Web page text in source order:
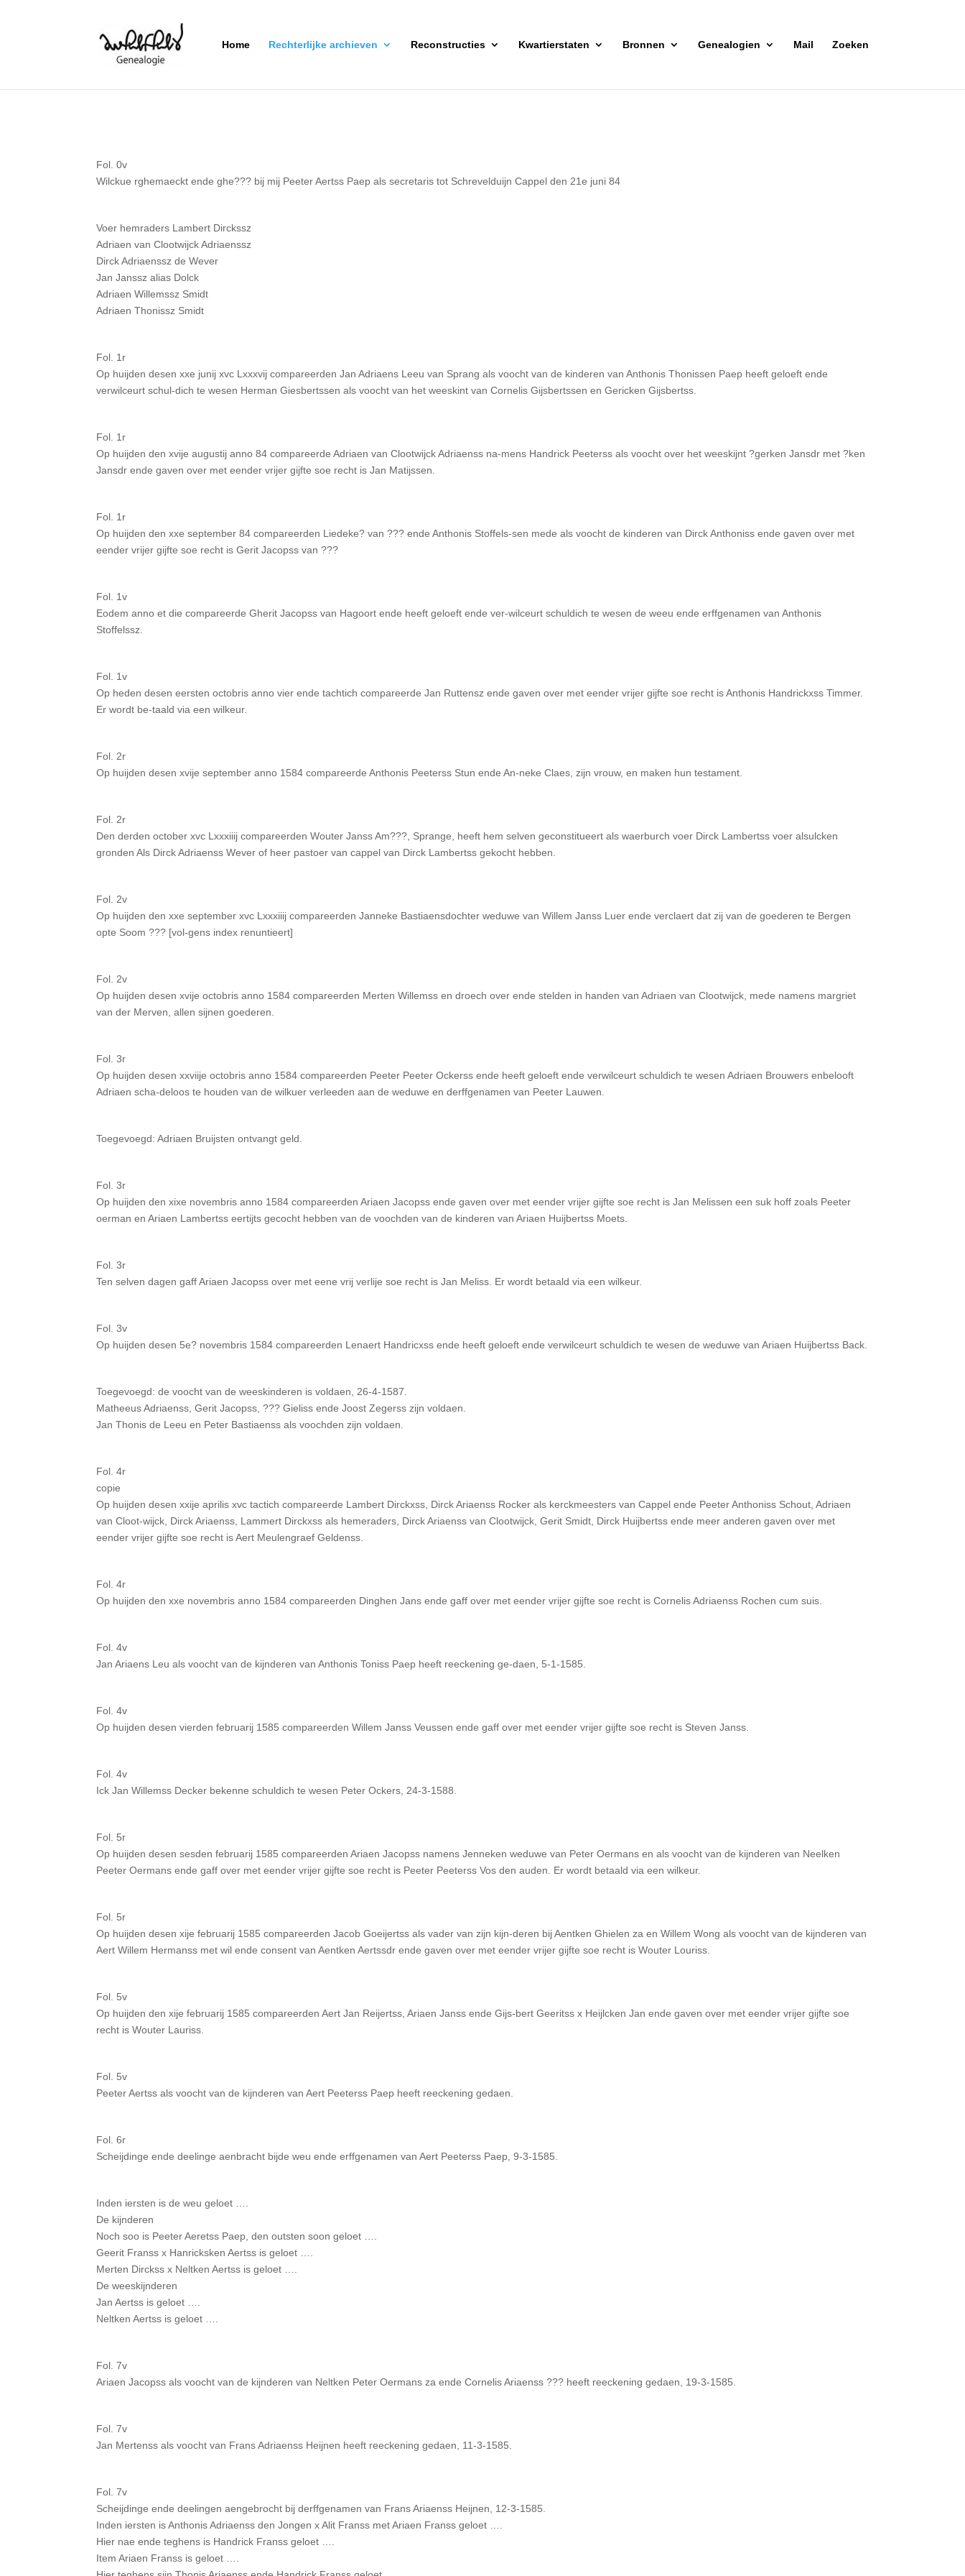
Home Rechterlijke archieven Reconstructies Kwartierstaten Bronnen Genealogien Mail Zoeken
Fol. 0v
Wilckue rghemaeckt ende ghe??? bij mij Peeter Aertss Paep als secretaris tot Schrevelduijn Cappel den 21e juni 84
Voer hemraders Lambert Dirckssz
Adriaen van Clootwijck Adriaenssz
Dirck Adriaenssz de Wever
Jan Janssz alias Dolck
Adriaen Willemssz Smidt
Adriaen Thonissz Smidt
Fol. 1r
Op huijden desen xxe junij xvc Lxxxvij compareerden Jan Adriaens Leeu van Sprang als voocht van de kinderen van Anthonis Thonissen Paep heeft geloeft ende
verwilceurt schul-dich te wesen Herman Giesbertssen als voocht van het weeskint van Cornelis Gijsbertssen en Gericken Gijsbertss.
Fol. 1r
Op huijden den xvije augustij anno 84 compareerde Adriaen van Clootwijck Adriaenss na-mens Handrick Peeterss als voocht over het weeskijnt ?gerken Jansdr met ?ken
Jansdr ende gaven over met eender vrijer gijfte soe recht is Jan Matijssen.
Fol. 1r
Op huijden den xxe september 84 compareerden Liedeke? van ??? ende Anthonis Stoffels-sen mede als voocht de kinderen van Dirck Anthoniss ende gaven over met
eender vrijer gijfte soe recht is Gerit Jacopss van ???
Fol. 1v
Eodem anno et die compareerde Gherit Jacopss van Hagoort ende heeft geloeft ende ver-wilceurt schuldich te wesen de weeu ende erffgenamen van Anthonis
Stoffelssz.
Fol. 1v
Op heden desen eersten octobris anno vier ende tachtich compareerde Jan Ruttensz ende gaven over met eender vrijer gijfte soe recht is Anthonis Handrickxss Timmer.
Er wordt be-taald via een wilkeur.
Fol. 2r
Op huijden desen xvije september anno 1584 compareerde Anthonis Peeterss Stun ende An-neke Claes, zijn vrouw, en maken hun testament.
Fol. 2r
Den derden october xvc Lxxxiiij compareerden Wouter Janss Am???, Sprange, heeft hem selven geconstitueert als waerburch voer Dirck Lambertss voer alsulcken
gronden Als Dirck Adriaenss Wever of heer pastoer van cappel van Dirck Lambertss gekocht hebben.
Fol. 2v
Op huijden den xxe september xvc Lxxxiiij compareerden Janneke Bastiaensdochter weduwe van Willem Janss Luer ende verclaert dat zij van de goederen te Bergen
opte Soom ??? [vol-gens index renuntieert]
Fol. 2v
Op huijden desen xvije octobris anno 1584 compareerden Merten Willemss en droech over ende stelden in handen van Adriaen van Clootwijck, mede namens margriet
van der Merven, allen sijnen goederen.
Fol. 3r
Op huijden desen xxviije octobris anno 1584 compareerden Peeter Peeter Ockerss ende heeft geloeft ende verwilceurt schuldich te wesen Adriaen Brouwers enbelooft
Adriaen scha-deloos te houden van de wilkuer verleeden aan de weduwe en derffgenamen van Peeter Lauwen.
Toegevoegd: Adriaen Bruijsten ontvangt geld.
Fol. 3r
Op huijden den xixe novembris anno 1584 compareerden Ariaen Jacopss ende gaven over met eender vrijer gijfte soe recht is Jan Melissen een suk hoff zoals Peeter
oerman en Ariaen Lambertss eertijts gecocht hebben van de voochden van de kinderen van Ariaen Huijbertss Moets.
Fol. 3r
Ten selven dagen gaff Ariaen Jacopss over met eene vrij verlije soe recht is Jan Meliss. Er wordt betaald via een wilkeur.
Fol. 3v
Op huijden desen 5e? novembris 1584 compareerden Lenaert Handricxss ende heeft geloeft ende verwilceurt schuldich te wesen de weduwe van Ariaen Huijbertss Back.
Toegevoegd: de voocht van de weeskinderen is voldaen, 26-4-1587.
Matheeus Adriaenss, Gerit Jacopss, ??? Gieliss ende Joost Zegerss zijn voldaen.
Jan Thonis de Leeu en Peter Bastiaenss als voochden zijn voldaen.
Fol. 4r
copie
Op huijden desen xxije aprilis xvc tactich compareerde Lambert Dirckxss, Dirck Ariaenss Rocker als kerckmeesters van Cappel ende Peeter Anthoniss Schout, Adriaen
van Cloot-wijck, Dirck Ariaenss, Lammert Dirckxss als hemeraders, Dirck Ariaenss van Clootwijck, Gerit Smidt, Dirck Huijbertss ende meer anderen gaven over met
eender vrijer gijfte soe recht is Aert Meulengraef Geldenss.
Fol. 4r
Op huijden den xxe novembris anno 1584 compareerden Dinghen Jans ende gaff over met eender vrijer gijfte soe recht is Cornelis Adriaenss Rochen cum suis.
Fol. 4v
Jan Ariaens Leu als voocht van de kijnderen van Anthonis Toniss Paep heeft reeckening ge-daen, 5-1-1585.
Fol. 4v
Op huijden desen vierden februarij 1585 compareerden Willem Janss Veussen ende gaff over met eender vrijer gijfte soe recht is Steven Janss.
Fol. 4v
Ick Jan Willemss Decker bekenne schuldich te wesen Peter Ockers, 24-3-1588.
Fol. 5r
Op huijden desen sesden februarij 1585 compareerden Ariaen Jacopss namens Jenneken weduwe van Peter Oermans en als voocht van de kijnderen van Neelken
Peeter Oermans ende gaff over met eender vrijer gijfte soe recht is Peeter Peeterss Vos den auden. Er wordt betaald via een wilkeur.
Fol. 5r
Op huijden desen xije februarij 1585 compareerden Jacob Goeijertss als vader van zijn kijn-deren bij Aentken Ghielen za en Willem Wong als voocht van de kijnderen van
Aert Willem Hermanss met wil ende consent van Aentken Aertssdr ende gaven over met eender vrijer gijfte soe recht is Wouter Louriss.
Fol. 5v
Op huijden den xije februarij 1585 compareerden Aert Jan Reijertss, Ariaen Janss ende Gijs-bert Geeritss x Heijlcken Jan ende gaven over met eender vrijer gijfte soe
recht is Wouter Lauriss.
Fol. 5v
Peeter Aertss als voocht van de kijnderen van Aert Peeterss Paep heeft reeckening gedaen.
Fol. 6r
Scheijdinge ende deelinge aenbracht bijde weu ende erffgenamen van Aert Peeterss Paep, 9-3-1585.
Inden iersten is de weu geloet ….
De kijnderen
Noch soo is Peeter Aeretss Paep, den outsten soon geloet ….
Geerit Franss x Hanricksken Aertss is geloet ….
Merten Dirckss x Neltken Aertss is geloet ….
De weeskijnderen
Jan Aertss is geloet ….
Neltken Aertss is geloet ….
Fol. 7v
Ariaen Jacopss als voocht van de kijnderen van Neltken Peter Oermans za ende Cornelis Ariaenss ??? heeft reeckening gedaen, 19-3-1585.
Fol. 7v
Jan Mertenss als voocht van Frans Adriaenss Heijnen heeft reeckening gedaen, 11-3-1585.
Fol. 7v
Scheijdinge ende deelingen aengebrocht bij derffgenamen van Frans Ariaenss Heijnen, 12-3-1585.
Inden iersten is Anthonis Adriaenss den Jongen x Alit Franss met Ariaen Franss geloet ….
Hier nae ende teghens is Handrick Franss geloet ….
Item Ariaen Franss is geloet ….